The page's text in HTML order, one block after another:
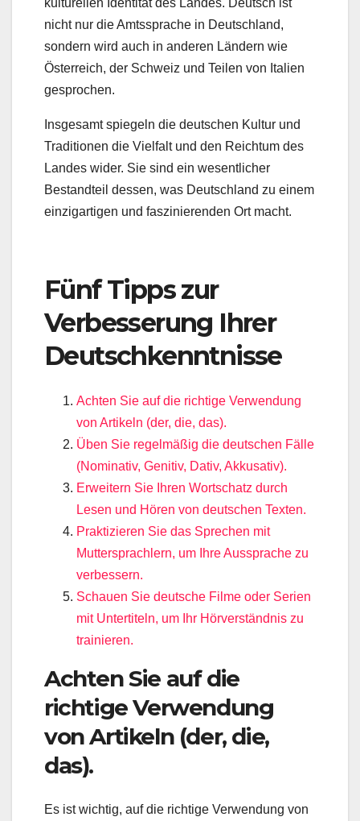
nicht nur die Amtssprache in Deutschland,
sondern wird auch in anderen Ländern wie
Österreich, der Schweiz und Teilen von Italien
gesprochen.
Insgesamt spiegeln die deutschen Kultur und
Traditionen die Vielfalt und den Reichtum des
Landes wider. Sie sind ein wesentlicher
Bestandteil dessen, was Deutschland zu einem
einzigartigen und faszinierenden Ort macht.
Fünf Tipps zur
Verbesserung Ihrer
Deutschkenntnisse
Achten Sie auf die richtige Verwendung
von Artikeln (der, die, das).
Üben Sie regelmäßig die deutschen Fälle
(Nominativ, Genitiv, Dativ, Akkusativ).
Erweitern Sie Ihren Wortschatz durch
Lesen und Hören von deutschen Texten.
Praktizieren Sie das Sprechen mit
Muttersprachlern, um Ihre Aussprache zu
verbessern.
Schauen Sie deutsche Filme oder Serien
mit Untertiteln, um Ihr Hörverständnis zu
trainieren.
Achten Sie auf die
richtige Verwendung
von Artikeln (der, die,
das).
Es ist wichtig, auf die richtige Verwendung von